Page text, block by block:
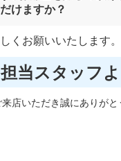
けますか？
くお願いいたします。
担当スタッフよ
来店いただき誠にありがと